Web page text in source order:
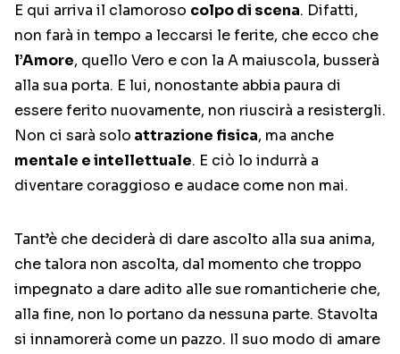
E qui arriva il clamoroso colpo di scena. Difatti,
non farà in tempo a leccarsi le ferite, che ecco che
l’Amore, quello Vero e con la A maiuscola, busserà
alla sua porta. E lui, nonostante abbia paura di
essere ferito nuovamente, non riuscirà a resistergli.
Non ci sarà solo attrazione fisica, ma anche
mentale e intellettuale. E ciò lo indurrà a
diventare coraggioso e audace come non mai.
Tant’è che deciderà di dare ascolto alla sua anima,
che talora non ascolta, dal momento che troppo
impegnato a dare adito alle sue romanticherie che,
alla fine, non lo portano da nessuna parte. Stavolta
si innamorerà come un pazzo. Il suo modo di amare